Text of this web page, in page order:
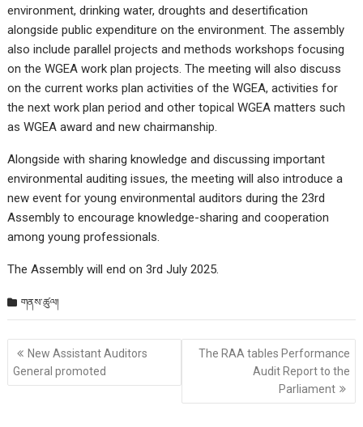
environment, drinking water, droughts and desertification
alongside public expenditure on the environment. The assembly
also include parallel projects and methods workshops focusing
on the WGEA work plan projects. The meeting will also discuss
on the current works plan activities of the WGEA, activities for
the next work plan period and other topical WGEA matters such
as WGEA award and new chairmanship.
Alongside with sharing knowledge and discussing important
environmental auditing issues, the meeting will also introduce a
new event for young environmental auditors during the 23rd
Assembly to encourage knowledge-sharing and cooperation
among young professionals.
The Assembly will end on 3rd July 2025.
གནས་ཚུལ།
Post
གི་
འགྲུལ་
New Assistant Auditors
General promoted
The RAA tables Performance
Audit Report to the
Parliament